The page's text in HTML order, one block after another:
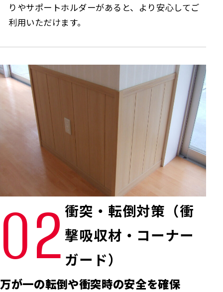
りやサポートホルダーがあると、より安心してご
利用いただけます。
02衝突・転倒対策（衝
撃吸収材・コーナー
ガード）
万が一の転倒や衝突時の安全を確保